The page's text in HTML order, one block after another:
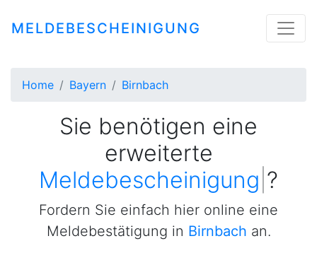
MELDEBESCHEINIGUNG
Home Bayern Birnbach
Sie benötigen eine
erweiterte
Meldebescheinigung ?
Fordern Sie einfach hier online eine
Meldebestätigung in Birnbach an.